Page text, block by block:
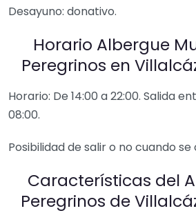
Desayuno: donativo.
Horario Albergue
Peregrinos en
Horario: De 14:00 a 22:00. Salida
08:00.
Posibilidad de salir o no cuando se
Características del
Peregrinos de